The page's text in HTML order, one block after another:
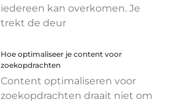
iedereen kan overkomen. Je
trekt de deur
Hoe optimaliseer je content voor
zoekopdrachten
Content optimaliseren voor
zoekopdrachten draait niet om